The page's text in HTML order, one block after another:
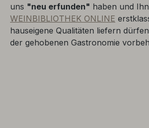
uns "neu erfunden" haben und
WEINBIBLIOTHEK ONLINE
hauseigene Qualitäten liefern
der gehobenen Gastronomie